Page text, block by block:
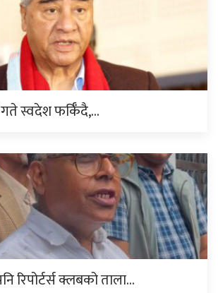
स्वदेश फर्किँदै,…
रिपोर्टर्स क्लबको ताला…